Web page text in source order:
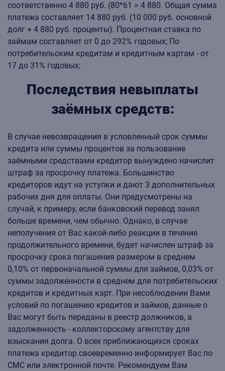
соответственно 4 880 руб. (80*61 = 4 880. Общая сумма
платежа составляет 14 880 руб. (10 000 руб. основной
долг + 4 880 руб. проценты). Процентная ставка по
займам составляет от 0 до 292% годовых; По
потребительским кредитам и кредитным картам - от
17 до 31% годовых;
Последствия невыплаты
заёмных средств:
В случае невозвращения в условленный срок суммы
кредита или суммы процентов за пользование
заёмными средствами кредитор вынуждено начислит
штраф за просрочку платежа. Большинство
кредиторов идут на уступки и дают 3 дополнительных
рабочих дня для оплаты. Они предусмотрены на
случай, к примеру, если банковский перевод занял
больше времени, чем обычно. Однако, в случае
неполучения от Вас какой-либо реакции в течение
продолжительного времени, будет начислен штраф за
просрочку срока погашения размером в среднем
0,10% от первоначальной суммы для займов, 0,03% от
суммы задолженности в среднем для потребительских
кредитов и кредитных карт. При несоблюдении Вами
условий по погашению кредитов и займов, данные о
Вас могут быть переданы в реестр должников, а
задолженность - коллекторскому агентству для
взыскания долга. О всех приближающихся сроках
платежа кредитор своевременно информирует Вас по
СМС или электронной почте. Рекомендуем Вам